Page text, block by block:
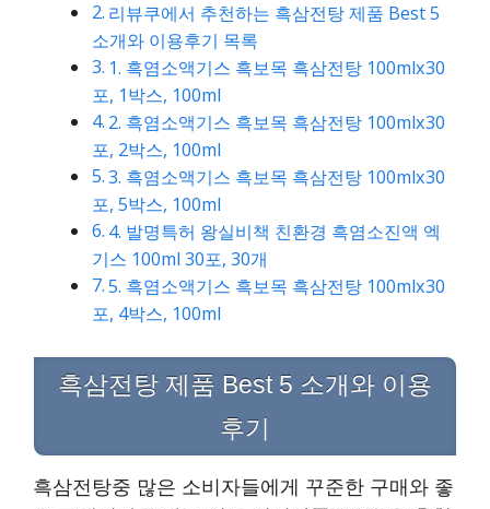
리뷰쿠에서 추천하는 흑삼전탕 제품 Best 5
소개와 이용후기 목록
1. 흑염소액기스 흑보목 흑삼전탕 100mlx30
포, 1박스, 100ml
2. 흑염소액기스 흑보목 흑삼전탕 100mlx30
포, 2박스, 100ml
3. 흑염소액기스 흑보목 흑삼전탕 100mlx30
포, 5박스, 100ml
4. 발명특허 왕실비책 친환경 흑염소진액 엑
기스 100ml 30포, 30개
5. 흑염소액기스 흑보목 흑삼전탕 100mlx30
포, 4박스, 100ml
흑삼전탕 제품 Best 5 소개와 이용
후기
흑삼전탕중 많은 소비자들에게 꾸준한 구매와 좋